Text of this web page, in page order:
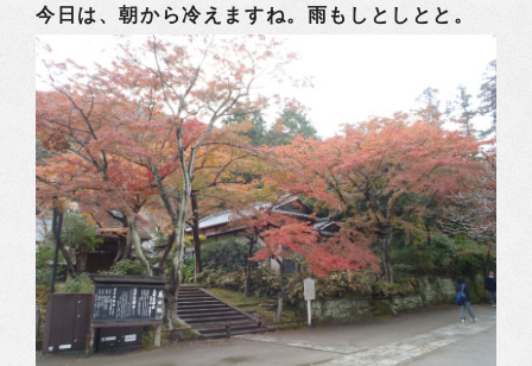
今日は、朝から冷えますね。雨もしとしとと。